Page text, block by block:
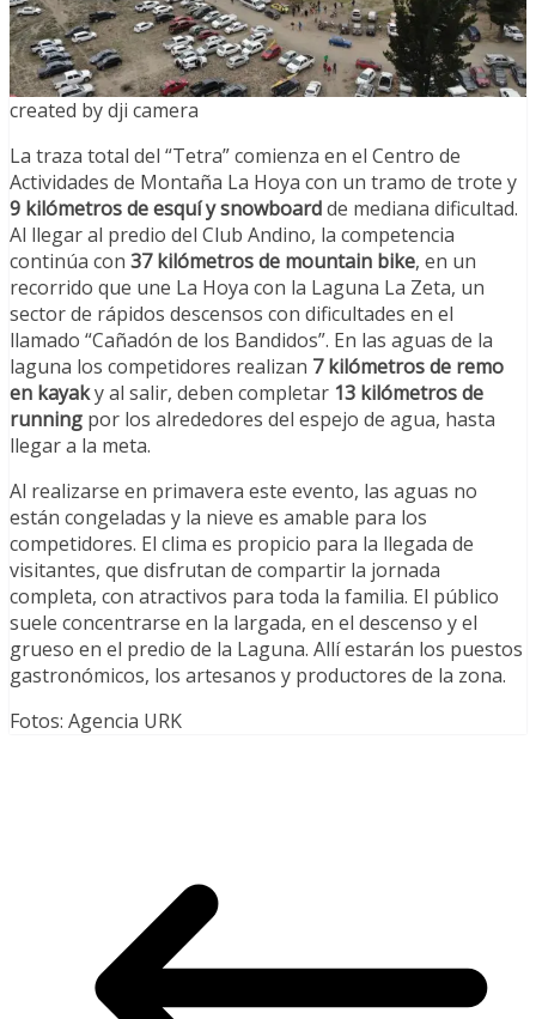
created by dji camera
La traza total del “Tetra” comienza en el Centro de
Actividades de Montaña La Hoya con un tramo de trote y
9 kilómetros de esquí y snowboardde mediana dificultad.
Al llegar al predio del Club Andino, la competencia
continúa con 37 kilómetros de mountain bike, en un
recorrido que une La Hoya con la Laguna La Zeta, un
sector de rápidos descensos con dificultades en el
llamado “Cañadón de los Bandidos”. En las aguas de la
laguna los competidores realizan 7 kilómetros de remo
en kayaky al salir, deben completar 13 kilómetros de
running por los alrededores del espejo de agua, hasta
llegar a la meta.
Al realizarse en primavera este evento, las aguas no
están congeladas y la nieve es amable para los
competidores. El clima es propicio para la llegada de
visitantes, que disfrutan de compartir la jornada
completa, con atractivos para toda la familia. El público
suele concentrarse en la largada, en el descenso y el
grueso en el predio de la Laguna. Allí estarán los puestos
gastronómicos, los artesanos y productores de la zona.
Fotos: Agencia URK